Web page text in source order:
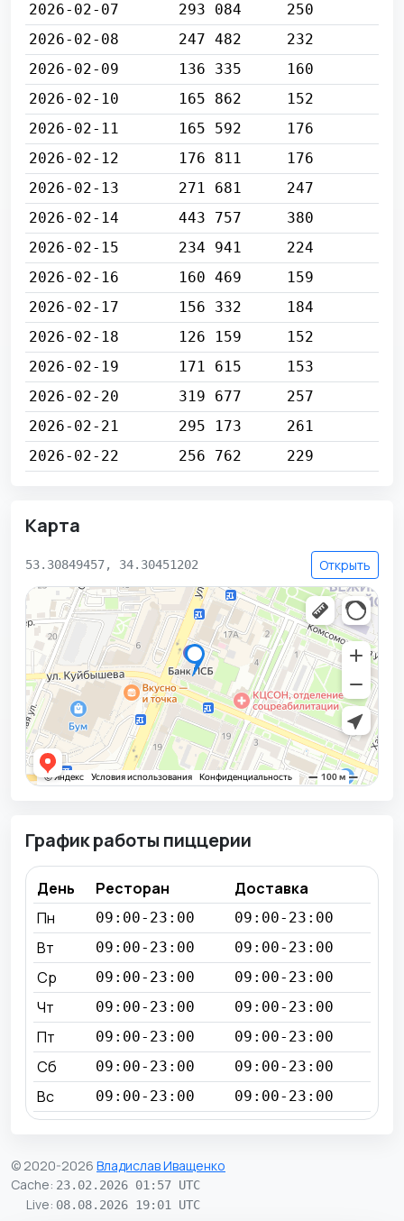
2026-02-07
293 084
250
2026-02-08
247 482
232
2026-02-09
136 335
160
2026-02-10
165 862
152
2026-02-11
165 592
176
2026-02-12
176 811
176
2026-02-13
271 681
247
2026-02-14
443 757
380
2026-02-15
234 941
224
2026-02-16
160 469
159
2026-02-17
156 332
184
2026-02-18
126 159
152
2026-02-19
171 615
153
2026-02-20
319 677
257
2026-02-21
295 173
261
2026-02-22
256 762 229
Карта
53.30849457, 34.30451202 Открыть
График работы пиццерии
День Ресторан
Доставка
Пн
09:00-23:00 09:00-23:00
Вт 09:00-23:00 09:00-23:00
Ср 09:00-23:00 09:00-23:00
Чт 09:00-23:00 09:00-23:00
Пт 09:00-23:00 09:00-23:00
Сб 09:00-23:00 09:00-23:00
Вс 09:00-23:00 09:00-23:00
© 2020-2026 Владислав Иващенко
Cache: 23.02.2026 01:57 UTC
Live: 08.08.2026 19:01 UTC